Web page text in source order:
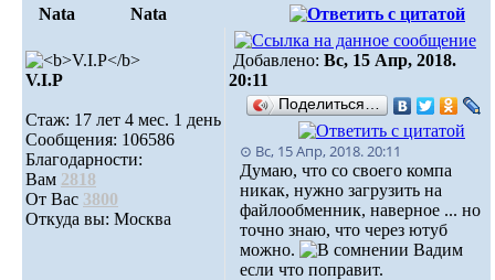
Nata Nata
V.I.Р
Стаж: 17 лет 4 мес. 1 день
Сообщения: 106586
Благодарности:
Вам 2818
От Вас 3800
Откуда вы: Москва
Добавлено: Вс, 15 Апр, 2018.
20:11
Поделиться…
⊙ Вс, 15 Апр, 2018. 20:11
Думаю, что со своего компа
никак, нужно загрузить на
файлообменник, наверное ... но
точно знаю, что через ютуб
можно.
Вадим
если что поправит.